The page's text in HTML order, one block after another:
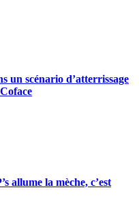
un scénario d’atterrissage
allume la mèche, c’est